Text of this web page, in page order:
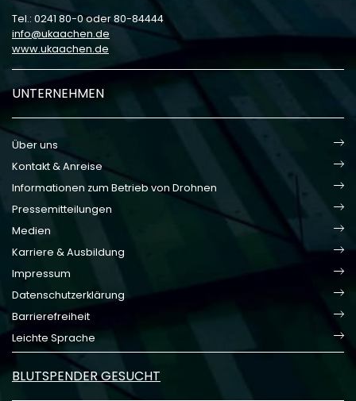
Tel.: 0241 80-0 oder 80-84444
info
ukaachen de
www.ukaachen.de
UNTERNEHMEN
Über uns
Kontakt & Anreise
Informationen zum Betrieb von Drohnen
Pressemitteilungen
Medien
Karriere & Ausbildung
Impressum
Datenschutzerklärung
Barrierefreiheit
Leichte Sprache
BLUTSPENDER GESUCHT